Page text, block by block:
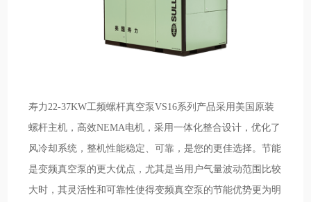
寿力22-37KW工频螺杆真空泵VS16系列产品采用美国原装
螺杆主机，高效NEMA电机，采用一体化整合设计，优化了
风冷却系统，整机性能稳定、可靠，是您的更佳选择。节能
是变频真空泵的更大优点，尤其是当用户气量波动范围比较
大时，其灵活性和可靠性使得变频真空泵的节能优势更为明